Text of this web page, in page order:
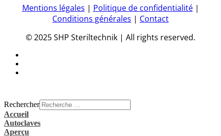
Mentions légales | Politique de confidentialité|
Conditions générales | Contact
© 2025 SHP Steriltechnik | All rights reserved.
Rechercher
Accueil
Autoclaves
Aperçu